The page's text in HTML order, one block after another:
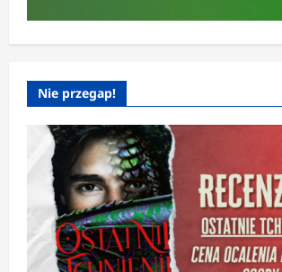
Nie przegap!